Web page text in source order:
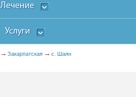
Лечение
Услуги
Закарпатская
с. Шаян